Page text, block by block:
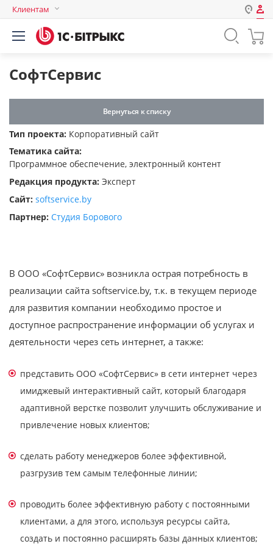
Клиентам
Авторизация
Пароль
компьютере
СофтСервис
Вернуться к списку
Тип проекта: Корпоративный сайт
Тематика сайта:
Программное обеспечение, электронный контент
Редакция продукта: Эксперт
Сайт: softservice.by
Партнер: Студия Борового
В ООО «СофтСервис» возникла острая потребность в
реализации сайта softservice.by, т.к. в текущем периоде
для развития компании необходимо простое и
доступное распространение информации об услугах и
деятельности через сеть интернет, а также:
представить ООО «СофтСервис» в сети интернет через
имиджевый интерактивный сайт, который благодаря
адаптивной верстке позволит улучшить обслуживание и
привлечение новых клиентов;
сделать работу менеджеров более эффективной,
разгрузив тем самым телефонные линии;
проводить более эффективную работу с постоянными
клиентами, а для этого, используя ресурсы сайта,
создать и постоянно расширять базы данных клиентов;